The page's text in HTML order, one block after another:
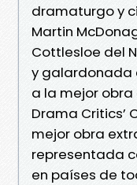
dramaturgo y
Martin
Cottlesloe del
y galardonada
a la mejor obra
Drama Critics’
mejor obra
representada
en países de